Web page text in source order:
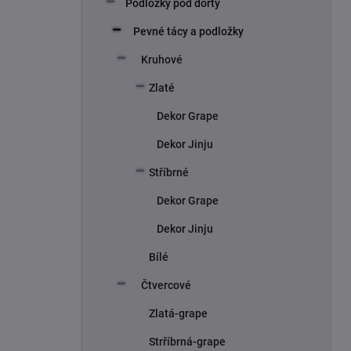
Podložky pod dorty
Pevné tácy a podložky
Kruhové
Zlaté
Dekor Grape
Dekor Jinju
Stříbrné
Dekor Grape
Dekor Jinju
Bílé
Čtvercové
Zlatá-grape
Strříbrná-grape